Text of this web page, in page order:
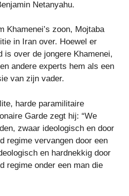
Netanyahu.
Khamenei’s zoon, Mojtaba
in Iran over. Hoewel er
is over de jongere Khamenei,
andere experts hem als een
van zijn vader.
harde paramilitaire
Garde zegt hij: “We
zwaar ideologisch en door
regime vervangen door een
en hardnekkig door
regime onder een man die